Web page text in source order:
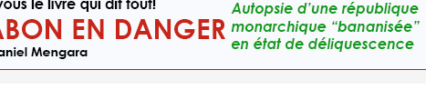
, Zang Milama, médaillée d'or des 100m dames des Championnats d'Afrique d'Athlétisme